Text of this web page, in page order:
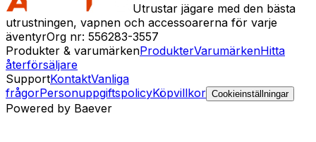
Utrustar jägare med den bästa
utrustningen, vapnen och accessoarerna för varje
äventyrOrg nr: 556283-3557
Produkter & varumärkenProdukterVarumärkenHitta
återförsäljare
SupportKontaktVanliga
frågorPersonuppgiftspolicyKöpvillkor Cookieinställningar
Powered by Baever